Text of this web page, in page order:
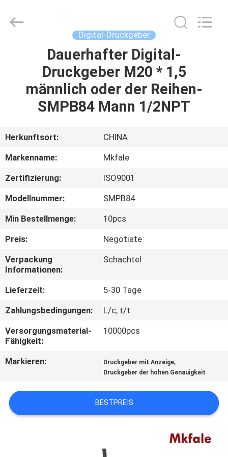
PRODUKTE
UNS
AUSFLUG
QUALITÄTSKONTROLLE
TRETEN
SIE
MIT
UNS
VERBINDUNG
FORDERN
SIE EIN
Export
Co.,Ltd..
Digital-Druckgeber
Dauerhafter Digital-
Druckgeber M20 * 1,5
männlich oder der Reihen-
SMPB84 Mann 1/2NPT
Herkunftsort:
CHINA
Markenname:
Mkfale
Zertifizierung:
ISO9001
Modellnummer:
SMPB84
Min Bestellmenge:
10pcs
Preis:
Negotiate
Verpackung
Informationen:
Schachtel
Lieferzeit:
5-30 Tage
Zahlungsbedingungen:
L/c, t/t
Versorgungsmaterial-
Fähigkeit:
10000pcs
Markieren: Druckgeber mit Anzeige,
Druckgeber der hohen Genauigkeit
BESTPREIS